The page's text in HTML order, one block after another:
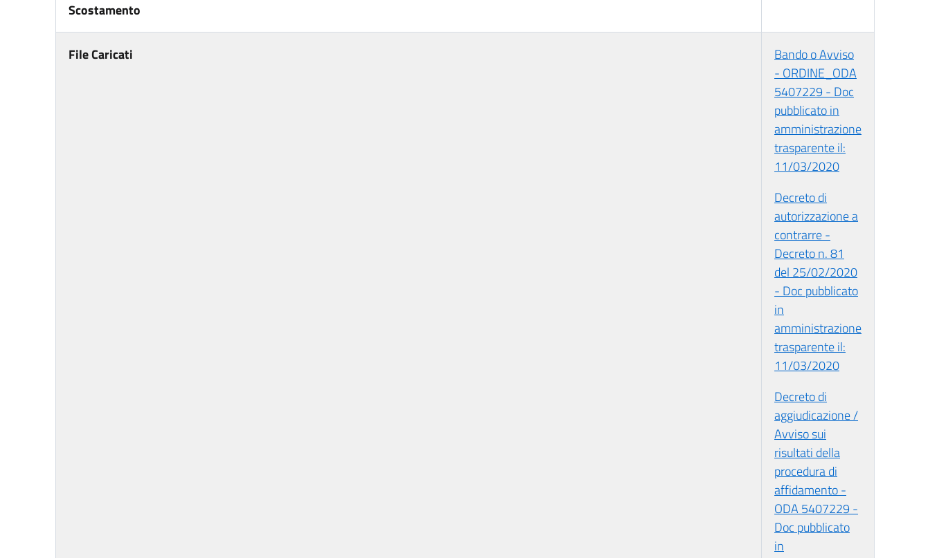
Scostamento
File Caricati
Bando o Avviso
- ORDINE_ODA
5407229 - Doc
pubblicato in
amministrazione
trasparente il:
11/03/2020
Decreto di
autorizzazione a
contrarre -
Decreto n. 81
del 25/02/2020
- Doc pubblicato
in
amministrazione
trasparente il:
11/03/2020
Decreto di
aggiudicazione /
Avviso sui
risultati della
procedura di
affidamento -
ODA 5407229 -
Doc pubblicato
in